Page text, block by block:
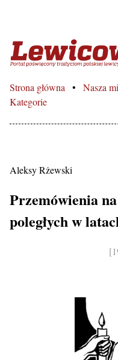
Strona główna Nasza
Kategorie
Aleksy Rżewski
Przemówienia
poległych w